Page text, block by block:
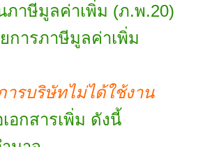
ภาษีมูลค่าเพิ่ม (ภ.พ.20)
การภาษีมูลค่าเพิ่ม
รบริษัทไม่ได้ใช้งาน
อกสารเพิ่ม ดังนี้